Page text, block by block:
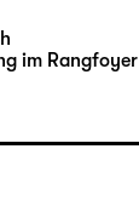
Leipzig
(UA)
im Rangfoyer